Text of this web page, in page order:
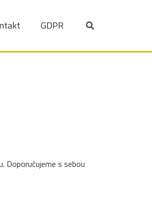
GDPR
Doporučujeme s sebou